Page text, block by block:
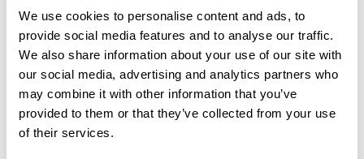
We use cookies to personalise content and ads, to
provide social media features and to analyse our traffic.
We also share information about your use of our site with
our social media, advertising and analytics partners who
may combine it with other information that you’ve
provided to them or that they’ve collected from your use
of their services.
Läs hela månadsbrevet här
Läs hela månadsrapporten här
Read the monthly letter in english here